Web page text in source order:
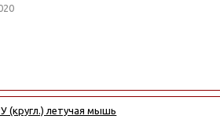
(кругл.) летучая мышь